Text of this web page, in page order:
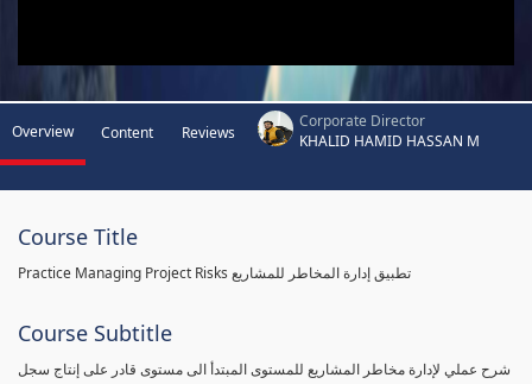
Overview Content Reviews
Corporate Director
KHALID HAMID HASSAN M
Course Title
Practice Managing Project Risks تطبيق إدارة المخاطر للمشاريع
Course Subtitle
شرح عملي لإدارة مخاطر المشاريع للمستوى المبتدأ الى مستوى قادر على إنتاج سجل